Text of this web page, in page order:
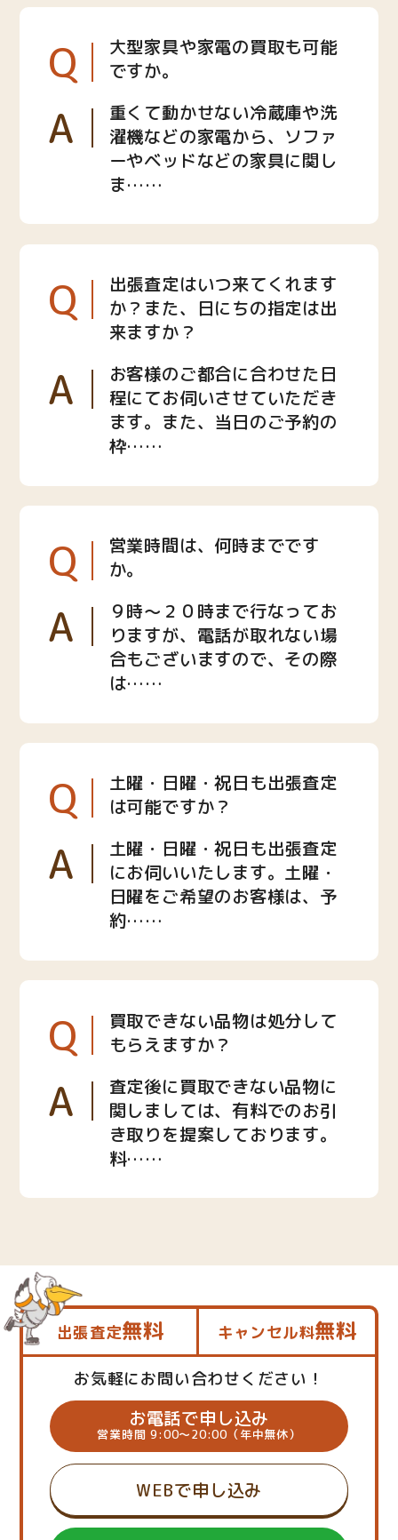
Q
大型家具や家電の買取も可能
ですか。
A
重くて動かせない冷蔵庫や洗
濯機などの家電から、ソファ
ーやベッドなどの家具に関し
ま……
Q
出張査定はいつ来てくれます
か？また、日にちの指定は出
来ますか？
A
お客様のご都合に合わせた日
程にてお伺いさせていただき
ます。また、当日のご予約の
枠……
Q
営業時間は、何時までです
か。
A
９時〜２０時まで行なってお
りますが、電話が取れない場
合もございますので、その際
は……
Q
土曜・日曜・祝日も出張査定
は可能ですか？
A
土曜・日曜・祝日も出張査定
にお伺いいたします。土曜・
日曜をご希望のお客様は、予
約……
Q
買取できない品物は処分して
もらえますか？
A
査定後に買取できない品物に
関しましては、有料でのお引
き取りを提案しております。
料……
出張査定無料 キャンセル料無料
お気軽にお問い合わせください！
お電話で申し込み
営業時間 9:00～20:00（年中無休）
WEBで申し込み